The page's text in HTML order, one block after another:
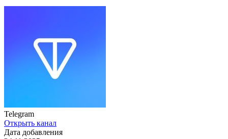
Telegram
Открыть канал
Дата добавления